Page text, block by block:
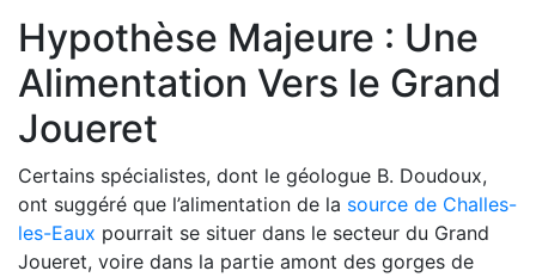
Hypothèse Majeure : Une
Alimentation Vers le Grand
Joueret
Certains spécialistes, dont le géologue B. Doudoux,
ont suggéré que l’alimentation de la source de Challes-
les-Eaux pourrait se situer dans le secteur du Grand
Joueret, voire dans la partie amont des gorges de